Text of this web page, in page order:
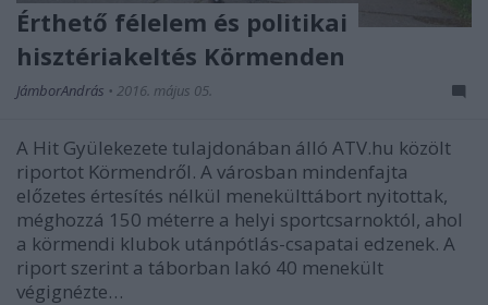
Érthető félelem és politikai
hisztériakeltés Körmenden
JámborAndrás • 2016. május 05.
A Hit Gyülekezete tulajdonában álló ATV.hu közölt
riportot Körmendről. A városban mindenfajta
előzetes értesítés nélkül menekülttábort nyitottak,
méghozzá 150 méterre a helyi sportcsarnoktól, ahol
a körmendi klubok utánpótlás-csapatai edzenek. A
riport szerint a táborban lakó 40 menekült
végignézte…